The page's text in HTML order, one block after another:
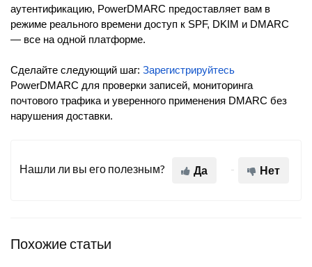
аутентификацию, PowerDMARC предоставляет вам в
режиме реального времени доступ к SPF, DKIM и DMARC
— все на одной платформе.
Сделайте следующий шаг: Зарегистрируйтесь
PowerDMARC для проверки записей, мониторинга
почтового трафика и уверенного применения DMARC без
нарушения доставки.
Нашли ли вы его полезным? Да Нет
Похожие статьи